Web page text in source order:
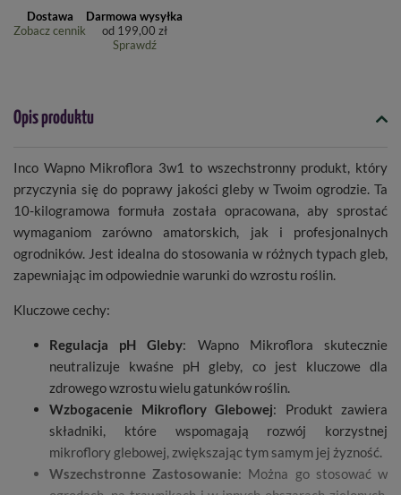
Dostawa
Zobacz cennik
Darmowa wysyłka
od 199,00 zł
Sprawdź
Opis produktu
Inco Wapno Mikroflora 3w1 to wszechstronny produkt, który
przyczynia się do poprawy jakości gleby w Twoim ogrodzie. Ta
10-kilogramowa formuła została opracowana, aby sprostać
wymaganiom zarówno amatorskich, jak i profesjonalnych
ogrodników. Jest idealna do stosowania w różnych typach gleb,
zapewniając im odpowiednie warunki do wzrostu roślin.
Kluczowe cechy:
Regulacja pH Gleby: Wapno Mikroflora skutecznie
neutralizuje kwaśne pH gleby, co jest kluczowe dla
zdrowego wzrostu wielu gatunków roślin.
Wzbogacenie Mikroflory Glebowej: Produkt zawiera
składniki, które wspomagają rozwój korzystnej
mikroflory glebowej, zwiększając tym samym jej żyzność.
Wszechstronne Zastosowanie: Można go stosować w